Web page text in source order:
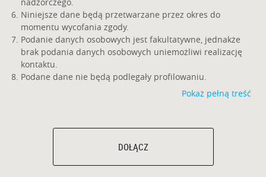
Niniejsze dane będą przetwarzane przez okres do
momentu wycofania zgody.
Podanie danych osobowych jest fakultatywne, jednakże
brak podania danych osobowych uniemożliwi realizację
kontaktu.
Podane dane nie będą podlegały profilowaniu.
Pokaż pełną treść
DOŁĄCZ